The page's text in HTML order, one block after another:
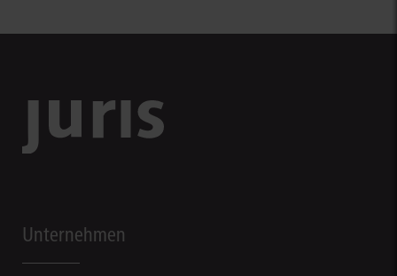
Unternehmen